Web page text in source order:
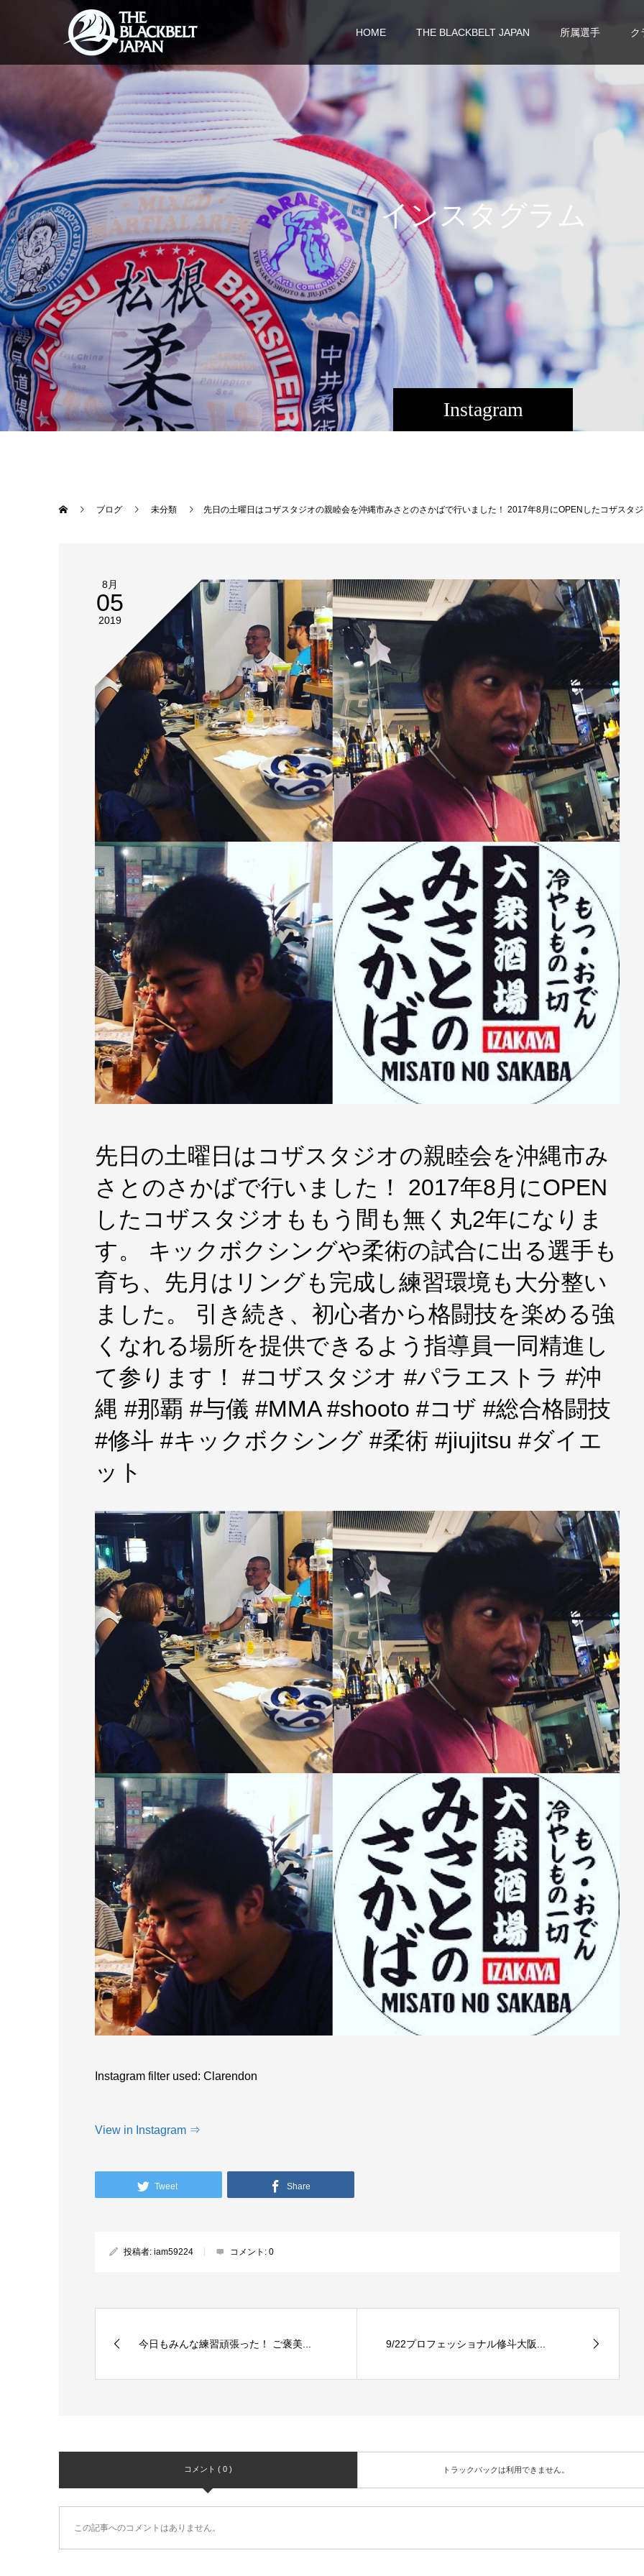
HOME THE BLACKBELT JAPAN 所属選手 ク
Instagram
インスタグラ ム
ブログ 未分類 先日の土曜日はコザスタジオの親睦会を沖縄市みさとのさかばで行いました！ 2017年8月にOPENしたコザスタジオももう間も無く丸2年になります。 キックボクシングや柔術の試合に出る選手も育ち、先月はリングも完成し練習環境も大分整いました。 引き続き、初心者から格闘技を楽める強くなれる場所を
8月
05
2019
先日の土曜日はコザスタジオの親睦会を沖縄市み
さとのさかばで行いました！ 2017年8月にOPEN
したコザスタジオももう間も無く丸2年になりま
す。 キックボクシングや柔術の試合に出る選手も
育ち、先月はリングも完成し練習環境も大分整い
ました。 引き続き、初心者から格闘技を楽める強
くなれる場所を提供できるよう指導員一同精進し
て参ります！ #コザスタジオ #パラエストラ #沖
縄 #那覇 #与儀 #MMA #shooto #コザ #総合格闘技
#修斗 #キックボクシング #柔術 #jiujitsu #ダイエ
ット
Instagram filter used: Clarendon
View in Instagram ⇒
Tweet Share
投稿者: iam59224 コメント: 0
今日もみんな練習頑張った！ ご褒美... 9/22プロフェッショナル修斗大阪...
コメント ( 0 ) トラックバックは利用できません。
この記事へのコメントはありません。